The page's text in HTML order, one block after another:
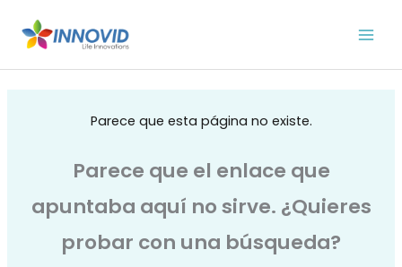
Parece que esta página no existe.
Parece que el enlace que
apuntaba aquí no sirve. ¿Quieres
probar con una búsqueda?